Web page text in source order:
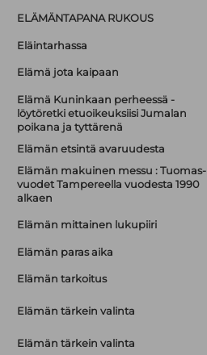
ELÄMÄNTAPANA RUKOUS
Eläintarhassa
Elämä jota kaipaan
Elämä Kuninkaan perheessä -
löytöretki etuoikeuksiisi Jumalan
poikana ja tyttärenä
Elämän etsintä avaruudesta
Elämän makuinen messu : Tuomas-
vuodet Tampereella vuodesta 1990
alkaen
Elämän mittainen lukupiiri
Elämän paras aika
Elämän tarkoitus
Elämän tärkein valinta
Elämän tärkein valinta